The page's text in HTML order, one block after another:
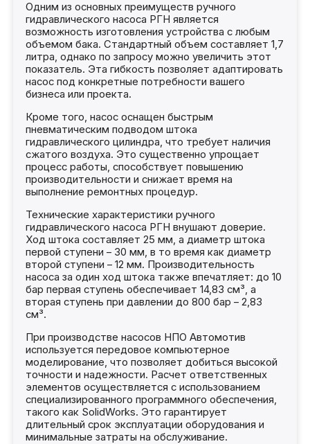
Одним из основных преимуществ ручного
гидравлического насоса РГН является
возможность изготовления устройства с любым
объемом бака. Стандартный объем составляет 1,7
литра, однако по запросу можно увеличить этот
показатель. Эта гибкость позволяет адаптировать
насос под конкретные потребности вашего
бизнеса или проекта.
Кроме того, насос оснащен быстрым
пневматическим подводом штока
гидравлического цилиндра, что требует наличия
сжатого воздуха. Это существенно упрощает
процесс работы, способствует повышению
производительности и снижает время на
выполнение ремонтных процедур.
Технические характеристики ручного
гидравлического насоса РГН внушают доверие.
Ход штока составляет 25 мм, а диаметр штока
первой ступени – 30 мм, в то время как диаметр
второй ступени – 12 мм. Производительность
насоса за один ход штока также впечатляет: до 10
бар первая ступень обеспечивает 14,83 см³, а
вторая ступень при давлении до 800 бар – 2,83
см³.
При производстве насосов НПО Автомотив
используется передовое компьютерное
моделирование, что позволяет добиться высокой
точности и надежности. Расчет ответственных
элементов осуществляется с использованием
специализированного программного обеспечения,
такого как SolidWorks. Это гарантирует
длительный срок эксплуатации оборудования и
минимальные затраты на обслуживание.